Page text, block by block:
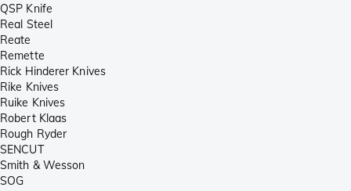
QSP Knife
Real Steel
Reate
Remette
Rick Hinderer Knives
Rike Knives
Ruike Knives
Robert Klaas
Rough Ryder
SENCUT
Smith & Wesson
SOG